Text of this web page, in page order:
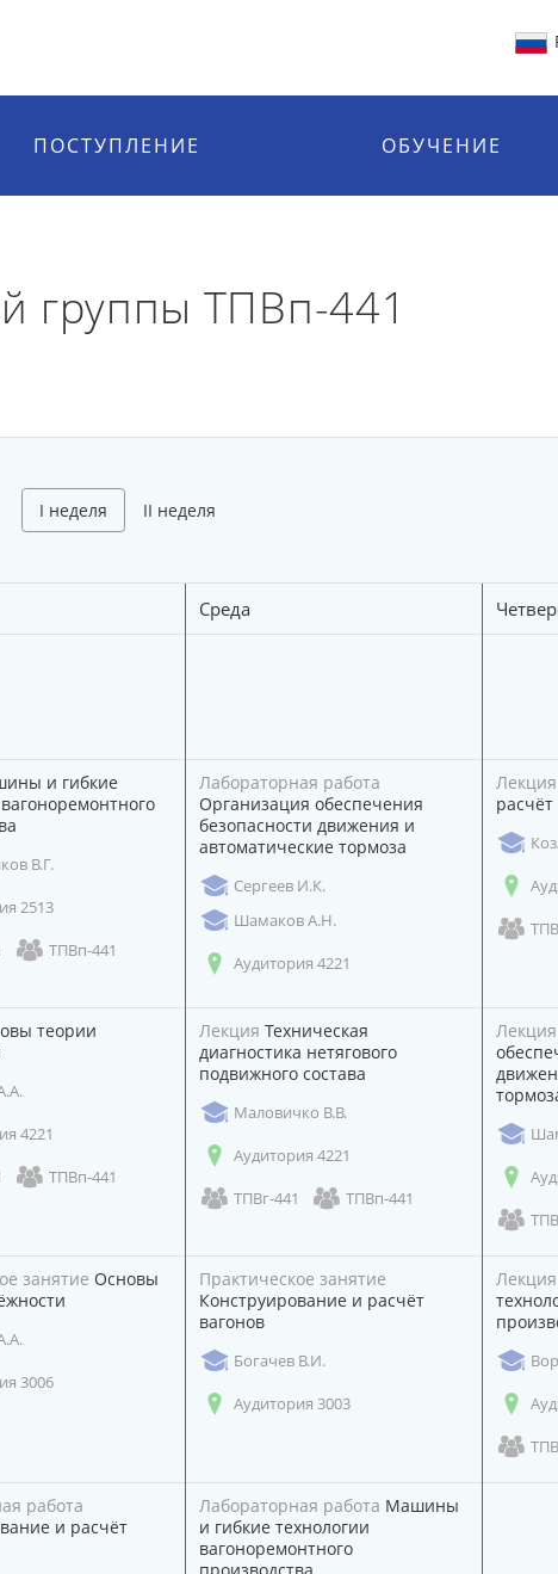
ПОСТУПЛЕНИЕ ОБУЧЕНИЕ
группы ТПВп-441
I неделя II неделя
Среда
и гибкие
В.Г.
2513
ТПВп-441
Лабораторная работа
Организация обеспечения
безопасности движения и
автоматические тормоза
Сергеев И.К.
Шамаков А.Н.
Аудитория 4221
Лекция
расчёт
теории
4221
ТПВп-441
Лекция Техническая
диагностика нетягового
подвижного состава
Маловичко В.В.
Аудитория 4221
ТПВг-441
ТПВп-441
Лекция
занятие Основы
3006
Практическое занятие
Конструирование и расчёт
вагонов
Богачев В.И.
Аудитория 3003
Лекция
работа
и расчёт
Лабораторная работа Машины
и гибкие технологии
вагоноремонтного